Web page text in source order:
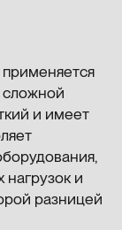
сложной
и имеет
и
разницей